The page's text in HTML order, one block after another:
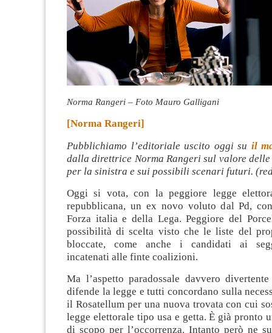
Norma Rangeri – Foto Mauro Galligani
[Norma Rangeri]
Pubblichiamo l’editoriale uscito oggi su il
dalla direttrice Norma Rangeri sul valore
per la sinistra e sui possibili scenari futuri.
Oggi si vota, con la peggiore legge
repubblicana, un ex novo voluto dal Pd,
Forza italia e della Lega. Peggiore del
possibilità di scelta visto che le liste del
bloccate, come anche i candidati ai
incatenati alle finte coalizioni.
Ma l’aspetto paradossale davvero
difende la legge e tutti concordano sulla
il Rosatellum per una nuova trovata con cui
legge elettorale tipo usa e getta. È già pronto
di scopo per l’occorrenza. Intanto però ne